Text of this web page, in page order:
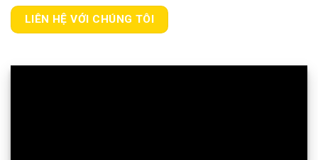
LIÊN HỆ VỚI CHÚNG TÔI